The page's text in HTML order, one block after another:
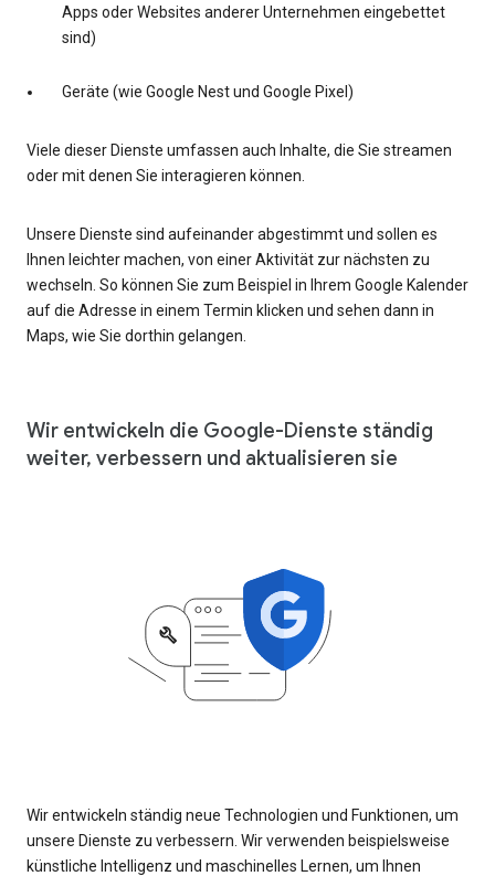
Apps oder Websites anderer Unternehmen eingebettet
sind)
Geräte (wie Google Nest und Google Pixel)
Viele dieser Dienste umfassen auch Inhalte, die Sie streamen
oder mit denen Sie interagieren können.
Unsere Dienste sind aufeinander abgestimmt und sollen es
Ihnen leichter machen, von einer Aktivität zur nächsten zu
wechseln. So können Sie zum Beispiel in Ihrem Google Kalender
auf die Adresse in einem Termin klicken und sehen dann in
Maps, wie Sie dorthin gelangen.
Wir entwickeln die Google-Dienste ständig
weiter, verbessern und aktualisieren sie
Wir entwickeln ständig neue Technologien und Funktionen, um
unsere Dienste zu verbessern. Wir verwenden beispielsweise
künstliche Intelligenz und maschinelles Lernen, um Ihnen